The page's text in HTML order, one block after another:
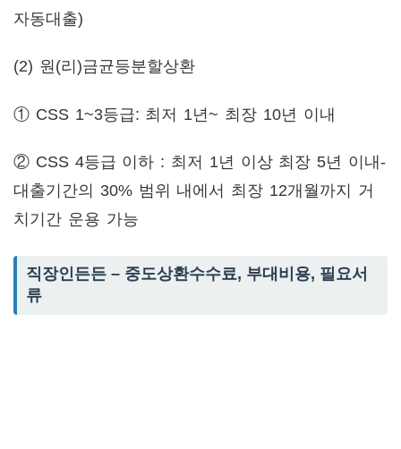
자동대출)
(2) 원(리)금균등분할상환
① CSS 1~3등급: 최저 1년~ 최장 10년 이내
② CSS 4등급 이하 : 최저 1년 이상 최장 5년 이내-
대출기간의 30% 범위 내에서 최장 12개월까지 거
치기간 운용 가능
직장인든든 – 중도상환수수료, 부대비용, 필요서
류